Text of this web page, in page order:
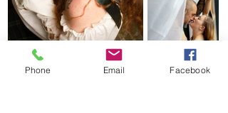
Phone Email Facebook